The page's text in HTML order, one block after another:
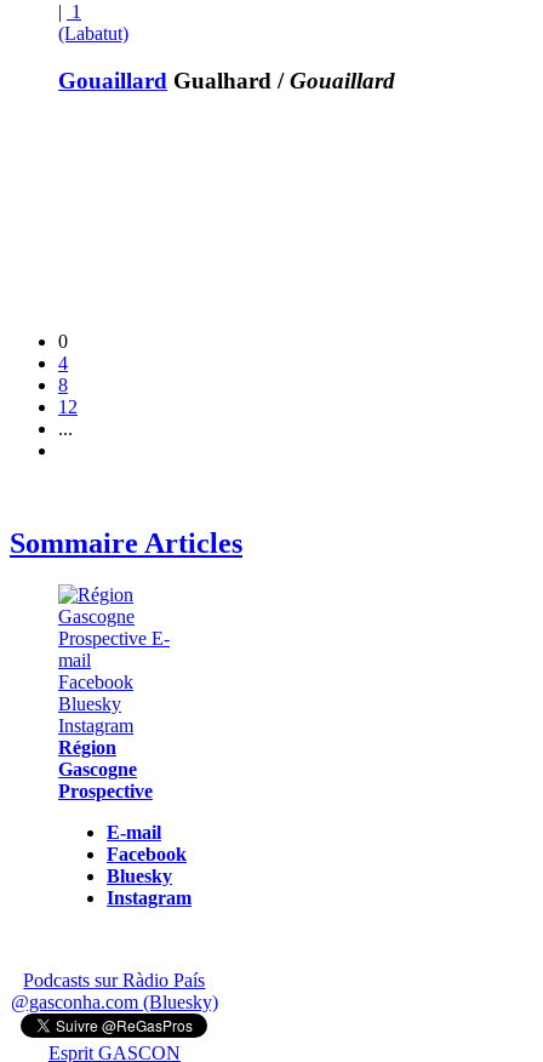
1
(Labatut)
Gouaillard Gualhard /Gouaillard
0
4
8
12
...
Sommaire Articles
Région
Gascogne
Prospective
E-mail
Facebook
Bluesky
Instagram
Podcasts sur Ràdio País
@gasconha.com (Bluesky)
Esprit GASCON